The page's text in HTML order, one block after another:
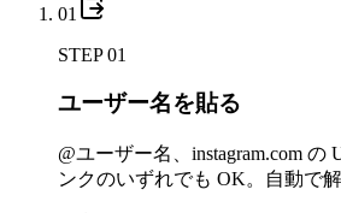
01
STEP 01
ユーザー名を貼る
@ユーザー名、instagram.com の
ンクのいずれでも OK。自動で解